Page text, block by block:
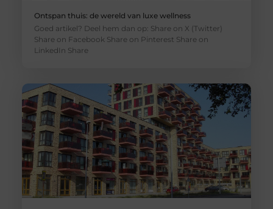
Ontspan thuis: de wereld van luxe wellness
Goed artikel? Deel hem dan op: Share on X (Twitter)
Share on Facebook Share on Pinterest Share on
LinkedIn Share